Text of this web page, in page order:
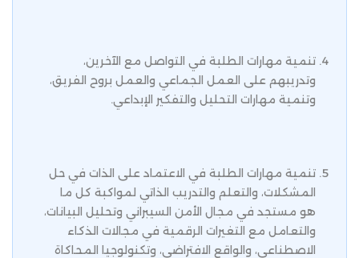
تنمية مهارات الطلبة في التواصل مع الآخرين،
وتدريبهم على العمل الجماعي والعمل بروح الفريق،
وتنمية مهارات التحليل والتفكير الإبداعي.
تنمية مهارات الطلبة في الاعتماد على الذات في حل
المشكلات، والتعلم والتدريب الذاتي لمواكبة كل ما
هو مستجد في مجال الأمن السيبراني وتحليل البيانات،
والتعامل مع التغيرات الرقمية في مجالات الذكاء
الاصطناعي، والواقع الافتراضي، وتكنولوجيا المحاكاة